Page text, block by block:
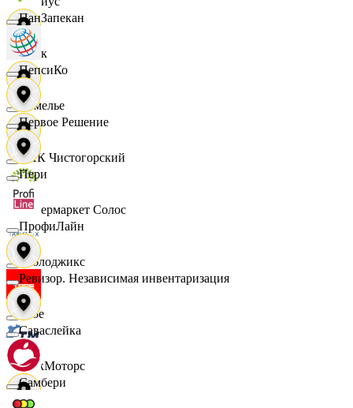
Смак
Сомелье
СПК Чистогорский
Супермаркет Солос
Таблоджикс
Твое
ТракМоторс
ПанЗапекан
ПепсиКо
Первое Решение
Пери
ПрофиЛайн
Ревизор. Независимая инвентаризация
Саваслейка
Самбери